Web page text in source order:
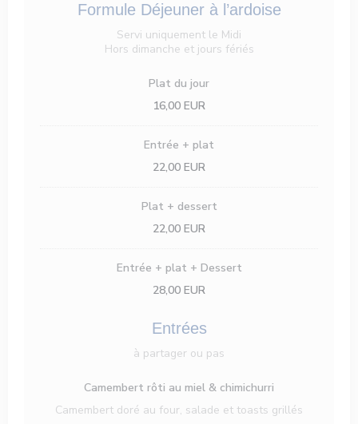
Formule Déjeuner à l’ardoise
Servi uniquement le Midi
Hors dimanche et jours fériés
Plat du jour
16,00 EUR
Entrée + plat
22,00 EUR
Plat + dessert
22,00 EUR
Entrée + plat + Dessert
28,00 EUR
Entrées
à partager ou pas
Camembert rôti au miel & chimichurri
Camembert doré au four, salade et toasts grillés